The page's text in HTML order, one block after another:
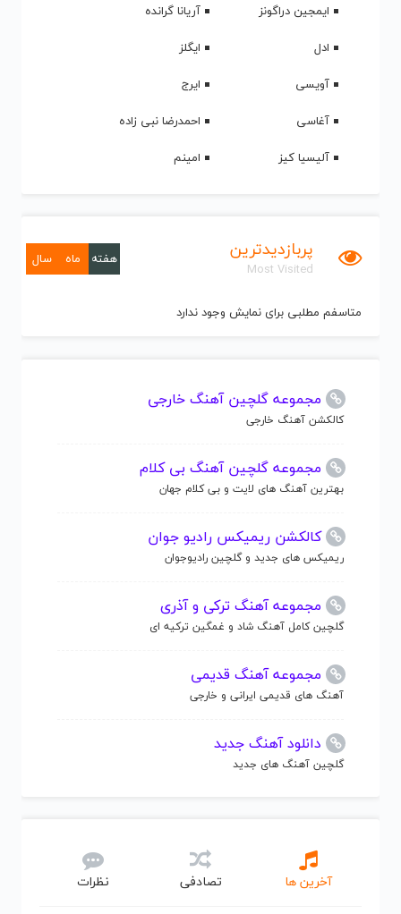
ایمجین دراگونز
آریانا گرانده
ادل
ایگلز
آویسی
ایرج
آغاسی
احمدرضا نبی زاده
آلیسیا کیز
امینم
پربازدیدترین
Most Visited
هفته ماه سال
متاسفم مطلبی برای نمایش وجود ندارد
مجموعه گلچین آهنگ خارجی
کالکشن آهنگ خارجی
مجموعه گلچین آهنگ بی کلام
بهترین آهنگ های لایت و بی کلام جهان
کالکشن ریمیکس رادیو جوان
ریمیکس های جدید و گلچین رادیوجوان
مجموعه آهنگ ترکی و آذری
گلچین کامل آهنگ شاد و غمگین ترکیه ای
مجموعه آهنگ قدیمی
آهنگ های قدیمی ایرانی و خارجی
دانلود آهنگ جدید
گلچین آهنگ های جدید
آخرین ها تصادفی نظرات